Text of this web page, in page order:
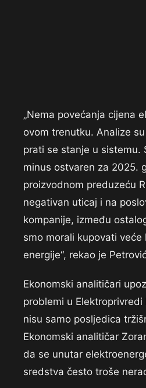
„Nema povećanja cijena
ovom trenutku. Analize
prati se stanje u sistemu.
minus ostvaren za 2025.
proizvodnom preduzeću
negativan uticaj i na
kompanije, između
smo morali kupovati veće
energije“, rekao je
Ekonomski analitičari
problemi u Elektroprivredi
nisu samo posljedica
Ekonomski analitičar
da se unutar
sredstva često troše